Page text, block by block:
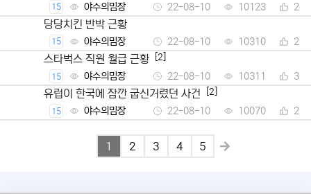
15 야수의밈장 22-08-10 10123 2
당당치킨 반박 근황
15 야수의밈장 22-08-10 10310 2
스타벅스 직원 월급 근황 [2]
15 야수의밈장 22-08-10 10311 3
유럽이 한국에 잠깐 굽신거렸던 사건 [2]
15 야수의밈장 22-08-10 10070 2
1 2 3 4 5